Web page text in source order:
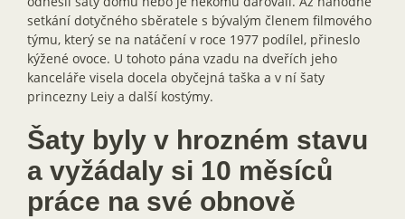
setkání dotyčného sběratele s bývalým členem filmového
týmu, který se na natáčení v roce 1977 podílel, přineslo
kýžené ovoce. U tohoto pána vzadu na dveřích jeho
kanceláře visela docela obyčejná taška a v ní šaty
princezny Leiy a další kostýmy.
Šaty byly v hrozném stavu
a vyžádaly si 10 měsíců
práce na své obnově